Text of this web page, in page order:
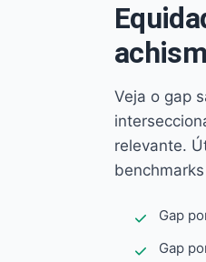
Veja o gap
relevante.
Gap
Gap